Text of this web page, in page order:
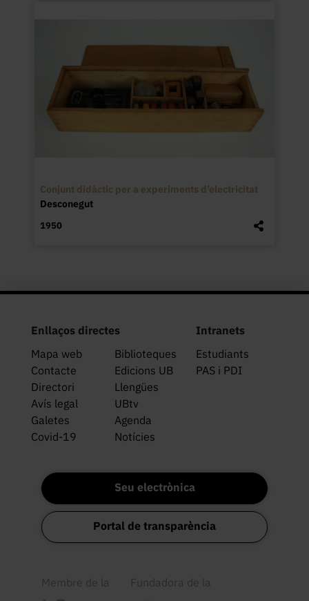
Conjunt didàctic per a experiments d’electricitat
Desconegut
1950
Enllaços directes
Mapa web
Biblioteques
Contacte
Edicions UB
Directori
Llengües
Avís legal
UBtv
Galetes
Agenda
Covid-19
Notícies
Intranets
Estudiants
PAS i PDI
Seu electrònica
Portal de transparència
Membre de la Fundadora de la